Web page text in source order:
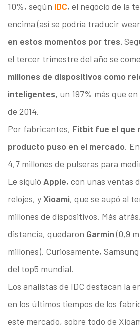
10%, según IDC, el negocio de la
encima (así se podría traducir
en estos momentos por tres.
el tercer trimestre del año se
millones de dispositivos como
inteligentes, un 197% más que
de 2014.
Por fabricantes, Fitbit fue el que
producto puso en el mercado.
4,7 millones de pulseras para
Le siguió Apple, con unas ventas
relojes, yXioami, que se aupó al
millones de dispositivos. Más
distancia, quedaron Garmin(0,9
millones). Curiosamente,
del top5 mundial.
Los analistas de IDC destacan la
en los últimos tiempos de los
este mercado, sobre todo de